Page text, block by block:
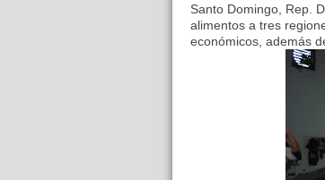
Santo Domingo, Rep.
alimentos a tres
económicos, además